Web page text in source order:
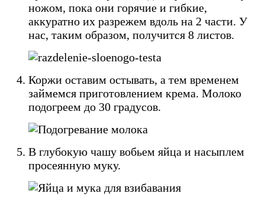
ножом, пока они горячие и гибкие,
аккуратно их разрежем вдоль на 2 части. У
нас, таким образом, получится 8 листов.
Коржи оставим остывать, а тем временем
займемся приготовлением крема. Молоко
подогреем до 30 градусов.
В глубокую чашу вобьем яйца и насыплем
просеянную муку.